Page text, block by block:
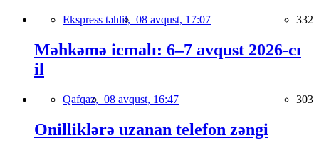
Ekspress təhlil, 08 avqust, 17:07 332
Məhkəmə icmalı: 6–7 avqust 2026-cı
il
Qafqaz, 08 avqust, 16:47 303
Onilliklərə uzanan telefon zəngi